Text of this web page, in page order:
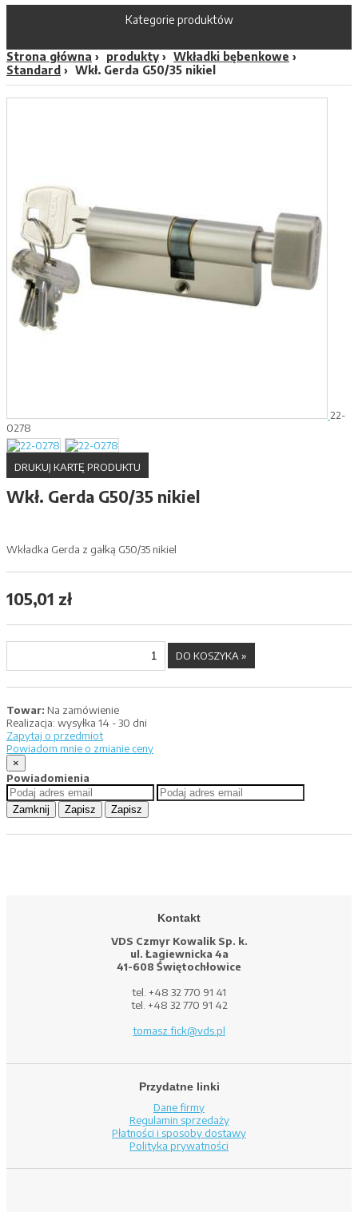
Kategorie produktów
Strona główna produkty
Wkładki bębenkowe
Standard
Wkł. Gerda G50/35 nikiel
22-
0278
DRUKUJ KARTĘ PRODUKTU
Wkł. Gerda G50/35 nikiel
Wkładka Gerda z gałką G50/35 nikiel
105,01 zł
Towar: Na zamówienie
Realizacja: wysyłka 14 - 30 dni
Zapytaj o przedmiot
Powiadom mnie o zmianie ceny
×
Powiadomienia
Zamknij Zapisz Zapisz
Kontakt
VDS Czmyr Kowalik Sp. k.
ul. Łagiewnicka 4a
41-608 Świętochłowice
tel. +48 32 770 91 41
tel. +48 32 770 91 42
tomasz.fick@vds.pl
Przydatne linki
Dane firmy
Regulamin sprzedaży
Płatności i sposoby dostawy
Polityka prywatności